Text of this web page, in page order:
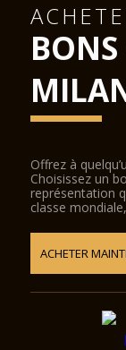
Offrez à
Choisissez un
représentation
classe
ACHETER